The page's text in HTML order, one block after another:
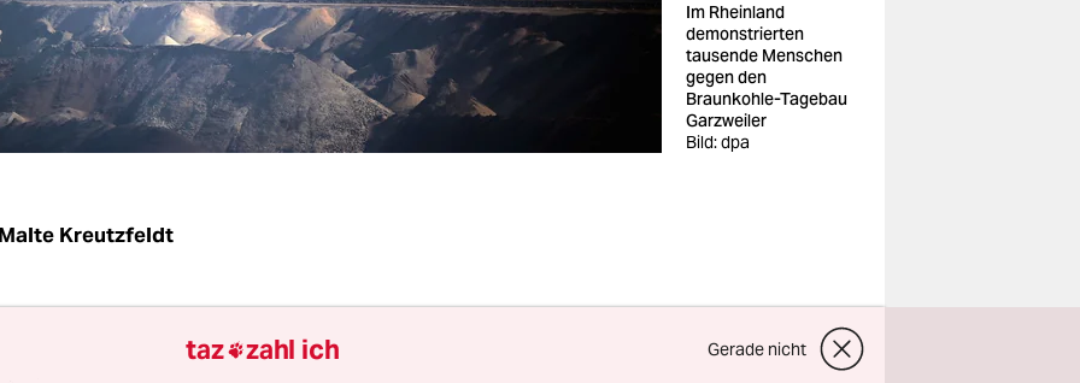
Im Rheinland
demonstrierten
tausende Menschen
gegen den
Braunkohle-Tagebau
Garzweiler
Bild: dpa
Malte Kreutzfeldt
Zahlen haben die Gewerkschaften am Wochenende
im Rheinland etwa 6.000 Menschen gegen die
taz zahl ich Gerade nicht